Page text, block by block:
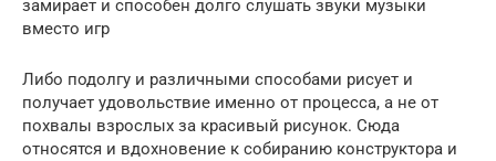
замирает и способен долго слушать звуки музыки
вместо игр
Либо подолгу и различными способами рисует и
получает удовольствие именно от процесса, а не от
похвалы взрослых за красивый рисунок. Сюда
относятся и вдохновение к собиранию конструктора и